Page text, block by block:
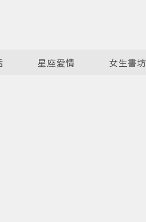
星座愛情 女生書坊